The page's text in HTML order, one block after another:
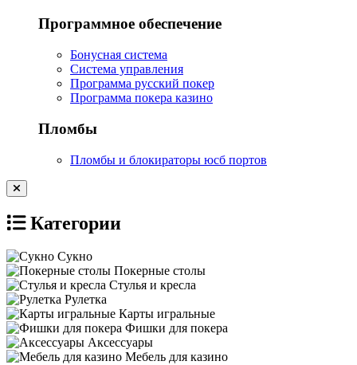
Программное обеспечение
Бонусная система
Система управления
Программа русский покер
Программа покера казино
Пломбы
Пломбы и блокираторы юсб портов
Категории
Сукно
Покерные столы
Стулья и кресла
Рулетка
Карты игральные
Фишки для покера
Аксессуары
Мебель для казино